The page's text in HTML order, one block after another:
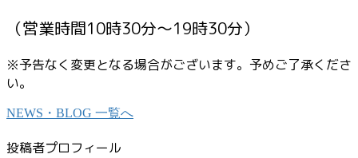
（営業時間10時30分～19時30分）
※予告なく変更となる場合がございます。予めご了承くださ
い。
NEWS・BLOG 一覧へ
投稿者プロフィール